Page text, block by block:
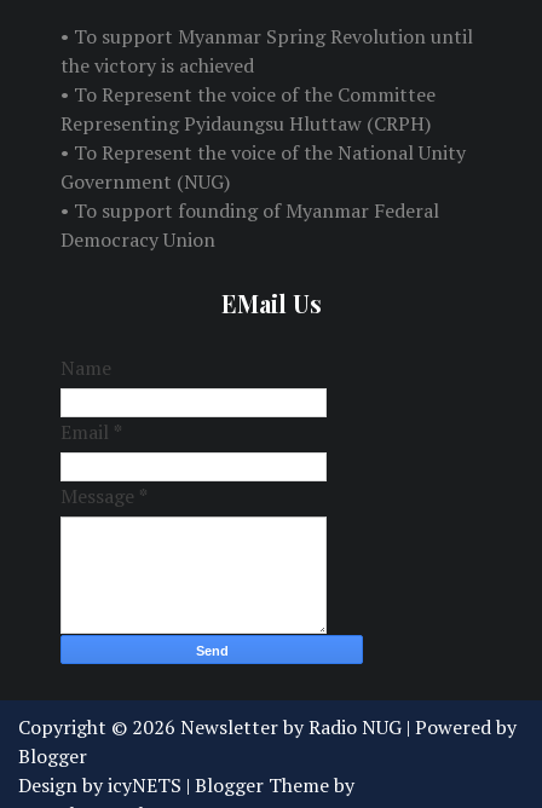
• To support Myanmar Spring Revolution until
the victory is achieved
• To Represent the voice of the Committee
Representing Pyidaungsu Hluttaw (CRPH)
• To Represent the voice of the National Unity
Government (NUG)
• To support founding of Myanmar Federal
Democracy Union
EMail Us
Name
Email *
Message *
Copyright © 2026 Newsletter by Radio NUG | Powered by
Blogger
Design byicyNETS | Blogger Theme by